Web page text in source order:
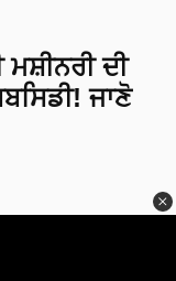
ਮਸ਼ੀਨਰੀ ਦੀ
ਜਾਣੋ